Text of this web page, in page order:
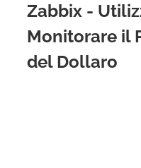
Zabbix -
Monitorare il
del Dollaro